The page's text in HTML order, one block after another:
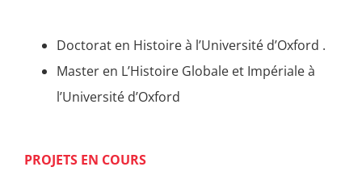
Doctorat en Histoire à l’Université d’Oxford .
Master en L’Histoire Globale et Impériale à
l’Université d’Oxford
PROJETS EN COURS